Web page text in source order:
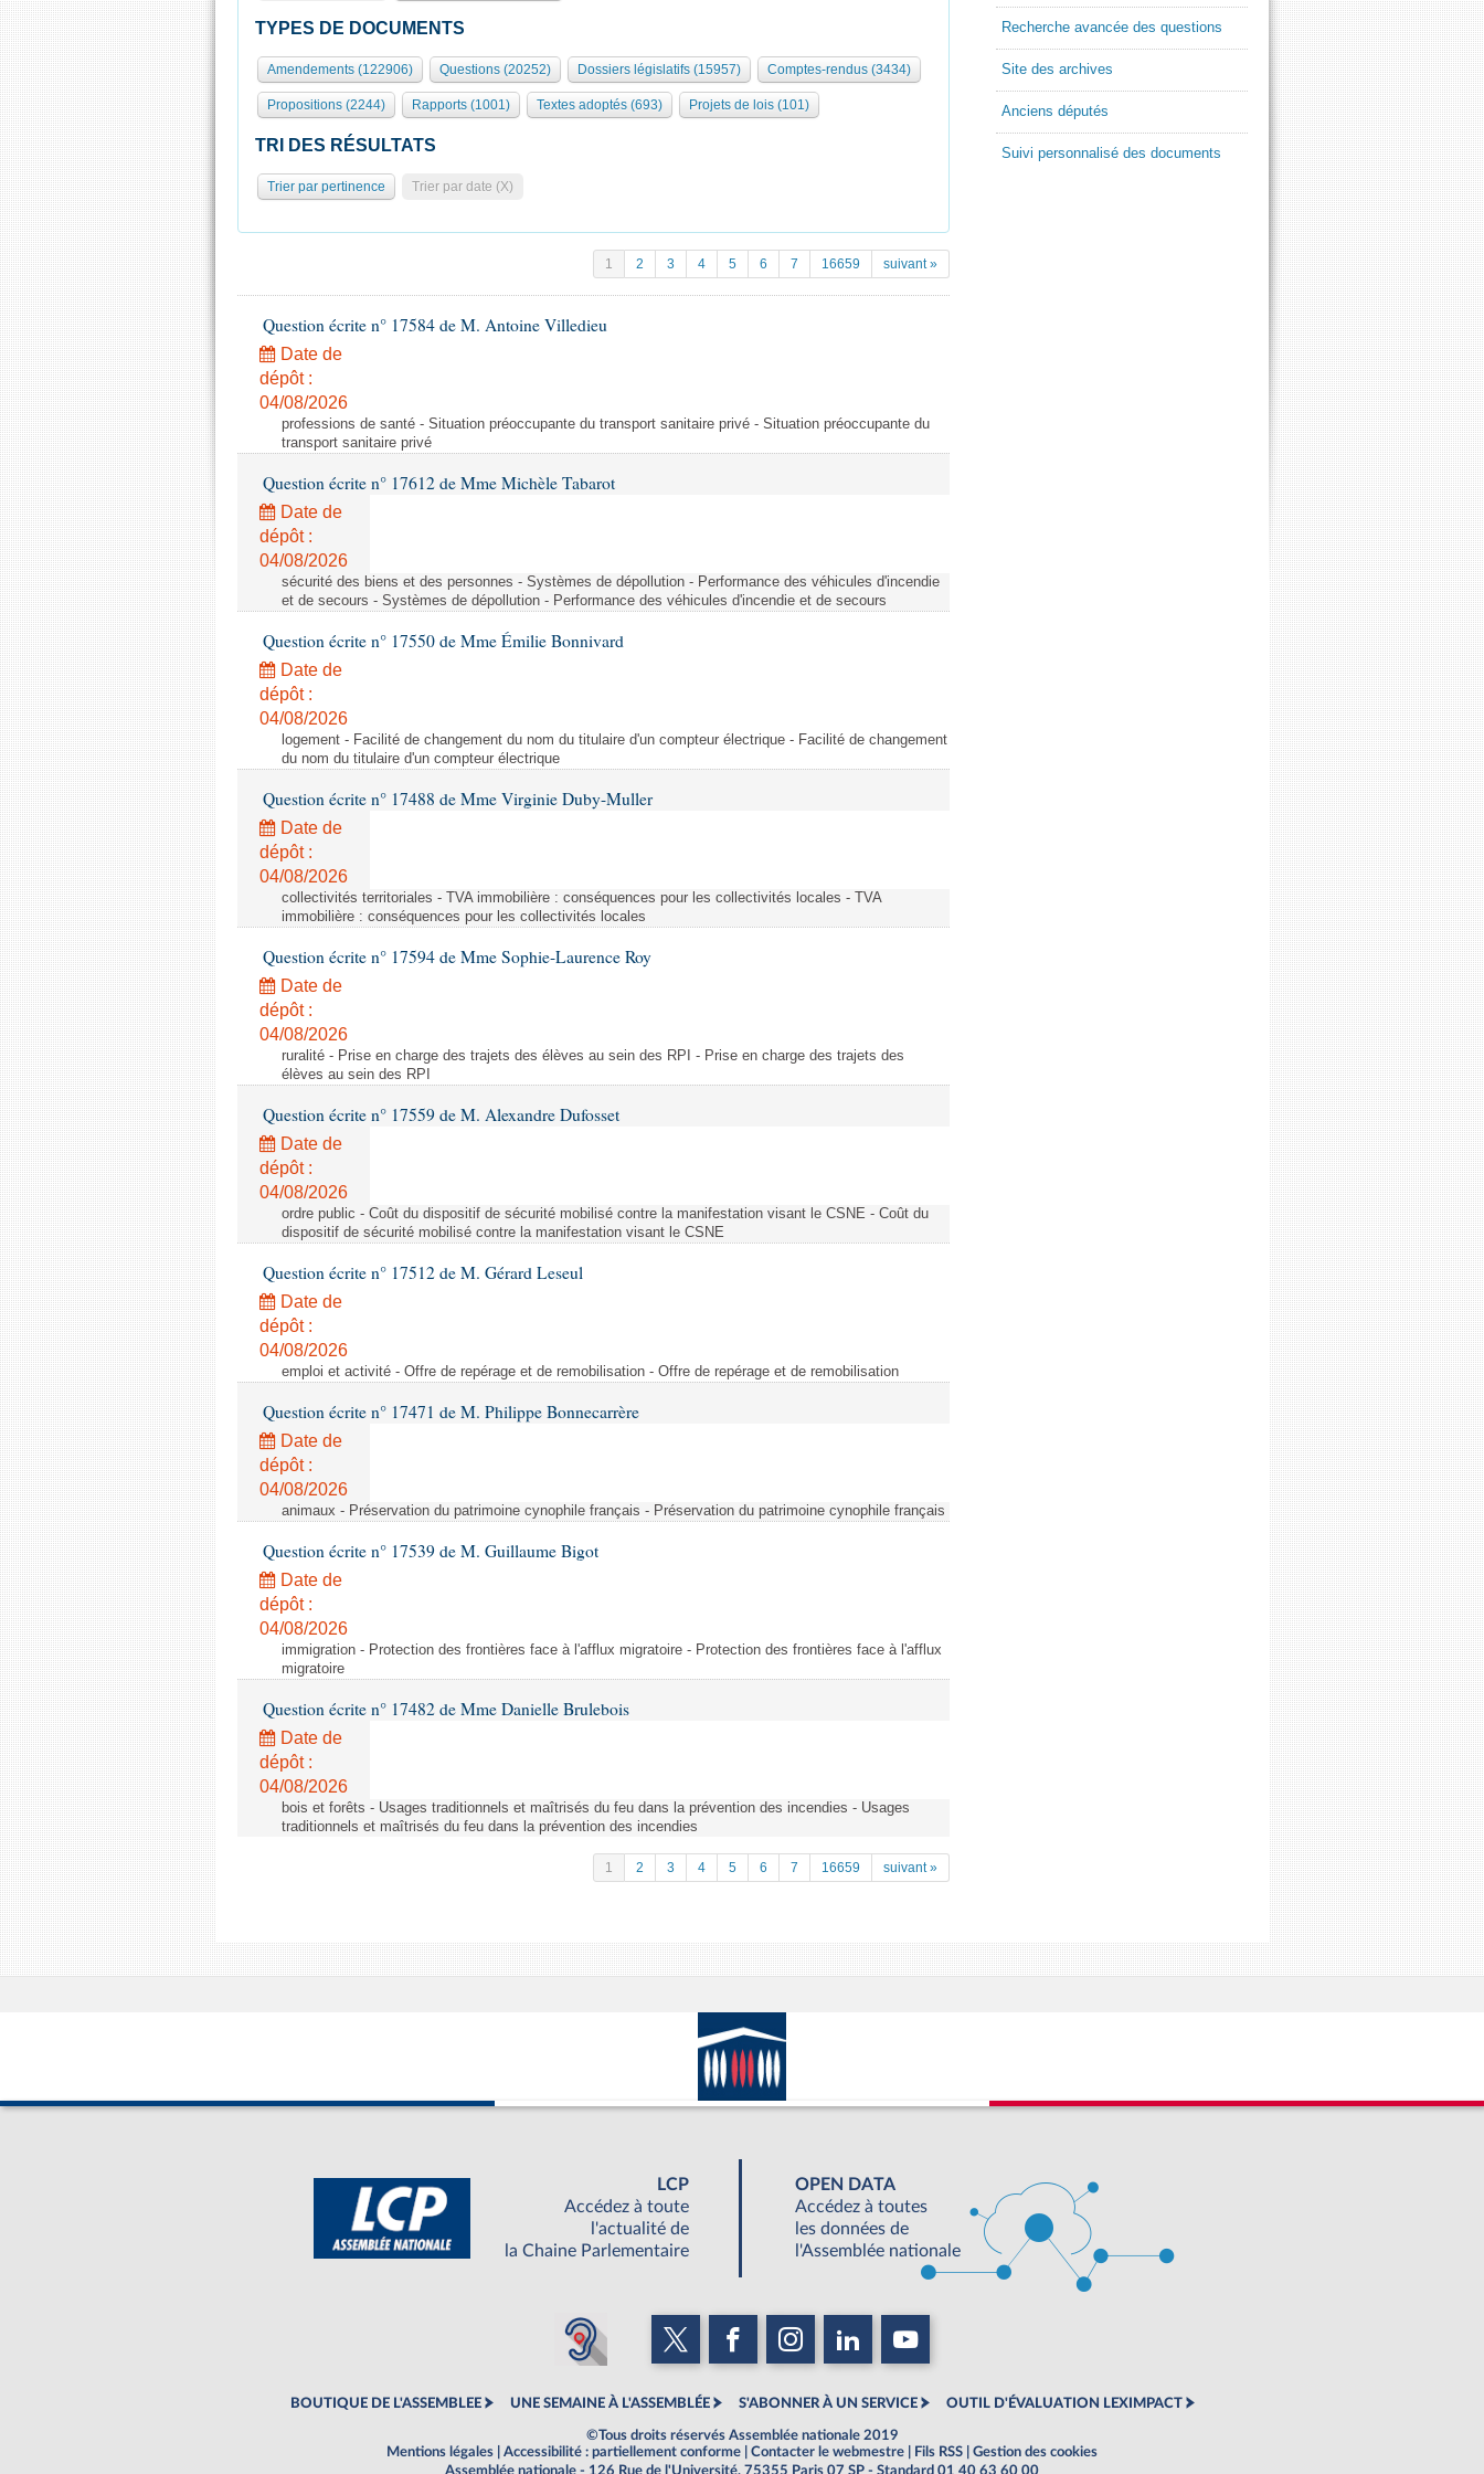
TYPES DE DOCUMENTS
Amendements (122906) Questions (20252) Dossiers législatifs (15957) Comptes-rendus (3434)
Propositions (2244) Rapports (1001) Textes adoptés (693) Projets de lois (101)
TRI DES RÉSULTATS
Trier par pertinence Trier par date (X)
1 2 3 4 5 6 7 16659 suivant »
Question écrite n° 17584 de M. Antoine Villedieu
Date de
dépôt :
04/08/2026
professions de santé - Situation préoccupante du transport sanitaire privé - Situation préoccupante du
transport sanitaire privé
Question écrite n° 17612 de Mme Michèle Tabarot
Date de
dépôt :
04/08/2026
sécurité des biens et des personnes - Systèmes de dépollution - Performance des véhicules d'incendie
et de secours - Systèmes de dépollution - Performance des véhicules d'incendie et de secours
Question écrite n° 17550 de Mme Émilie Bonnivard
Date de
dépôt :
04/08/2026
logement - Facilité de changement du nom du titulaire d'un compteur électrique - Facilité de changement
du nom du titulaire d'un compteur électrique
Question écrite n° 17488 de Mme Virginie Duby-Muller
Date de
dépôt :
04/08/2026
collectivités territoriales - TVA immobilière : conséquences pour les collectivités locales - TVA
immobilière : conséquences pour les collectivités locales
Question écrite n° 17594 de Mme Sophie-Laurence Roy
Date de
dépôt :
04/08/2026
ruralité - Prise en charge des trajets des élèves au sein des RPI - Prise en charge des trajets des
élèves au sein des RPI
Question écrite n° 17559 de M. Alexandre Dufosset
Date de
dépôt :
04/08/2026
ordre public - Coût du dispositif de sécurité mobilisé contre la manifestation visant le CSNE - Coût du
dispositif de sécurité mobilisé contre la manifestation visant le CSNE
Question écrite n° 17512 de M. Gérard Leseul
Date de
dépôt :
04/08/2026
emploi et activité - Offre de repérage et de remobilisation - Offre de repérage et de remobilisation
Question écrite n° 17471 de M. Philippe Bonnecarrère
Date de
dépôt :
04/08/2026
animaux - Préservation du patrimoine cynophile français - Préservation du patrimoine cynophile français
Question écrite n° 17539 de M. Guillaume Bigot
Date de
dépôt :
04/08/2026
immigration - Protection des frontières face à l'afflux migratoire - Protection des frontières face à l'afflux
migratoire
Question écrite n° 17482 de Mme Danielle Brulebois
Date de
dépôt :
04/08/2026
bois et forêts - Usages traditionnels et maîtrisés du feu dans la prévention des incendies - Usages
traditionnels et maîtrisés du feu dans la prévention des incendies
1 2 3 4 5 6 7 16659 suivant »
Recherche avancée des questions
Site des archives
Anciens députés
Suivi personnalisé des documents
LCP
Accédez à toute
l'actualité de
la Chaine Parlementaire
OPEN DATA
Accédez à toutes
les données de
l'Assemblée nationale
BOUTIQUE DE L'ASSEMBLEE UNE SEMAINE À L'ASSEMBLÉE S'ABONNER À UN SERVICE OUTIL D'ÉVALUATION LEXIMPACT
©Tous droits réservés Assemblée nationale 2019
Mentions légales
Accessibilité : partiellement conforme Contacter le webmestre Fils RSS
Gestion des cookies
Assemblée nationale - 126 Rue de l'Université, 75355 Paris 07 SP - Standard 01 40 63 60 00